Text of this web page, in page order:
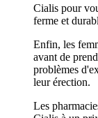
Cialis pour
ferme et
Enfin, les
avant de
problèmes
leur érection.
Les